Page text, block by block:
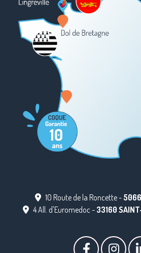
10 Route de la Roncette -
4 All. d'Euromedoc - 33160